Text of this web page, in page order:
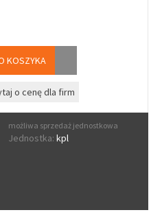
KOSZYKA
o cenę dla firm
możliwa sprzedaż jednostkowa
Jednostka: kpl